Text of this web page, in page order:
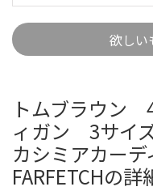
欲しい
トムブラウン
ィガン 3サイ
カシミアカー
FARFETCHの詳